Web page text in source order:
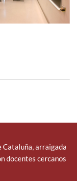
Cataluña, arraigada
docentes cercanos